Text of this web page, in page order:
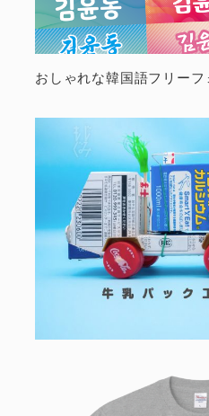
おしゃれな韓国語フリー